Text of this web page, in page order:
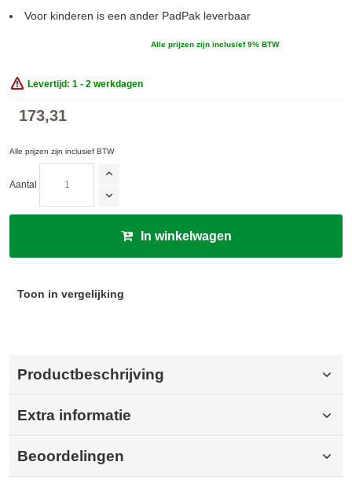
Voor kinderen is een ander PadPak leverbaar
Alle prijzen zijn inclusief 9% BTW
Levertijd: 1 - 2 werkdagen
173,31
Alle prijzen zijn inclusief BTW
Aantal
In winkelwagen
Toon in vergelijking
Productbeschrijving
Extra informatie
Beoordelingen